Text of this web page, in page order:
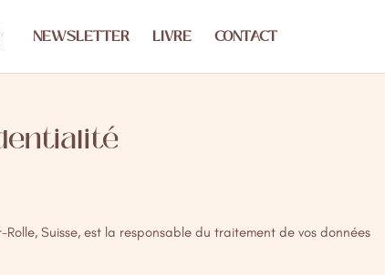
NEWSLETTER LIVRE CONTACT
Rolle, Suisse, est la responsable du traitement de vos données